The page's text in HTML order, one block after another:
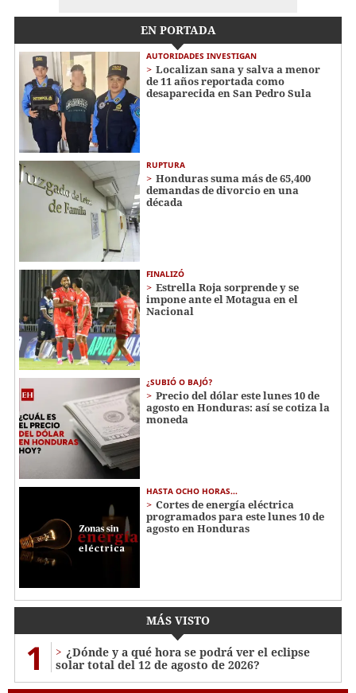
EN PORTADA
AUTORIDADES INVESTIGAN
Localizan sana y salva a menor
de 11 años reportada como
desaparecida en San Pedro Sula
RUPTURA
Honduras suma más de 65,400
demandas de divorcio en una
década
FINALIZÓ
Estrella Roja sorprende y se
impone ante el Motagua en el
Nacional
¿SUBIÓ O BAJÓ?
Precio del dólar este lunes 10 de
agosto en Honduras: así se cotiza la
moneda
HASTA OCHO HORAS...
Cortes de energía eléctrica
programados para este lunes 10 de
agosto en Honduras
MÁS VISTO
1
¿Dónde y a qué hora se podrá ver el eclipse
solar total del 12 de agosto de 2026?